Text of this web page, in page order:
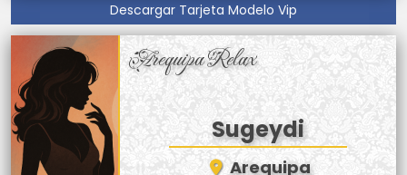
Descargar Tarjeta Modelo Vip
Arequipa Relax
Sugeydi
Arequipa